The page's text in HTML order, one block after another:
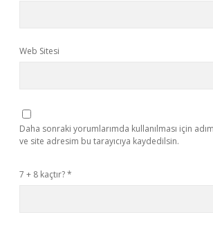
Web Sitesi
Daha sonraki yorumlarımda kullanılması için
ve site adresim bu tarayıcıya kaydedilsin.
7 + 8 kaçtır?*